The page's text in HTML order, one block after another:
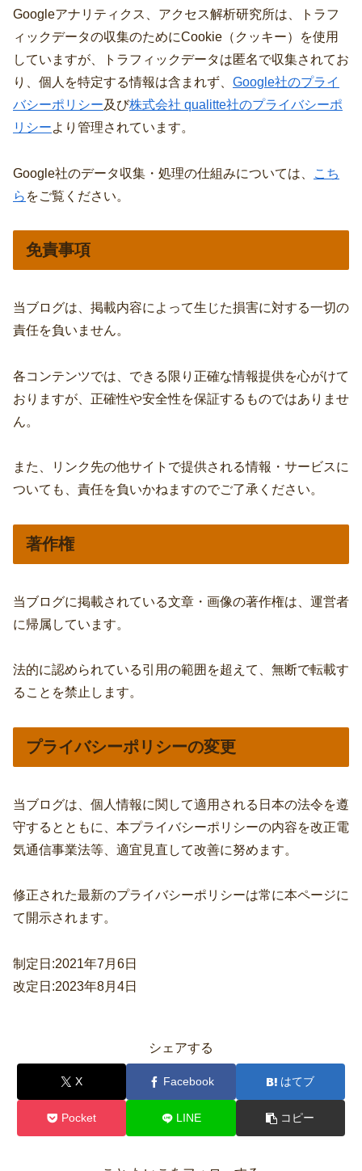
Googleアナリティクス、アクセス解析研究所は、トラフ
ィックデータの収集のためにCookie（クッキー）を使用
していますが、トラフィックデータは匿名で収集されてお
り、個人を特定する情報は含まれず、 Google社のプライ
バシーポリシー及び株式会社 qualitte社のプライバシーポ
リシーより管理されています。
Google社のデータ収集・処理の仕組みについては、
こち
ら をご覧ください。
免責事項
当ブログは、掲載内容によって生じた損害に対する一切の
責任を負いません。
各コンテンツでは、できる限り正確な情報提供を心がけて
おりますが、正確性や安全性を保証するものではありませ
ん。
また、リンク先の他サイトで提供される情報・サービスに
ついても、責任を負いかねますのでご了承ください。
著作権
当ブログに掲載されている文章・画像の著作権は、運営者
に帰属しています。
法的に認められている引用の範囲を超えて、無断で転載す
ることを禁止します。
プライバシーポリシーの変更
当ブログは、個人情報に関して適用される日本の法令を遵
守するとともに、本プライバシーポリシーの内容を改正電
気通信事業法等、 適宜見直して改善に努めます。
修正された最新のプライバシーポリシーは常に本ページに
て開示されます。
制定日:2021年7月6日
改定日:2023年8月4日
シェアする
X Facebook はてブ
Pocket LINE コピー